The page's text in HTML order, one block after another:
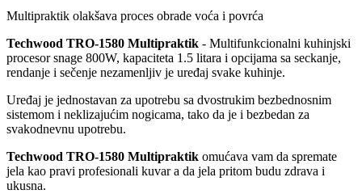
Multipraktik olakšava proces obrade voća i povrća
Techwood TRO-1580 Multipraktik - Multifunkcionalni kuhinjski
procesor snage 800W, kapaciteta 1.5 litara i opcijama sa seckanje,
rendanje i sečenje nezamenljiv je uređaj svake kuhinje.
Uređaj je jednostavan za upotrebu sa dvostrukim bezbednosnim
sistemom i neklizajućim nogicama, tako da je i bezbedan za
svakodnevnu upotrebu.
Techwood TRO-1580 Multipraktik omućava vam da spremate
jela kao pravi profesionali kuvar a da jela pritom budu zdrava i
ukusna.